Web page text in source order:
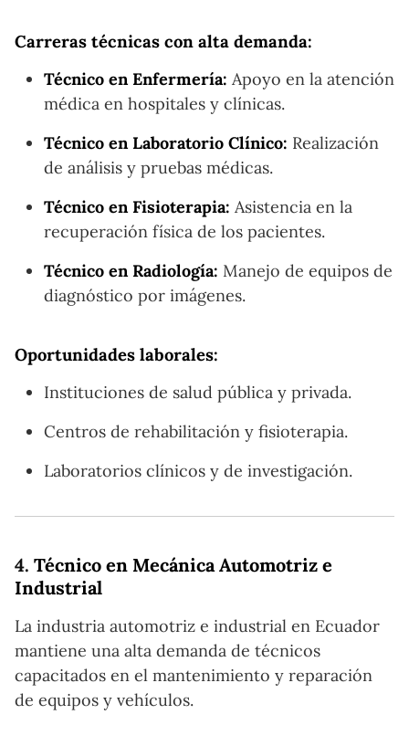
Carreras técnicas con alta demanda:
Técnico en Enfermería: Apoyo en la atención
médica en hospitales y clínicas.
Técnico en Laboratorio Clínico: Realización
de análisis y pruebas médicas.
Técnico en Fisioterapia: Asistencia en la
recuperación física de los pacientes.
Técnico en Radiología: Manejo de equipos de
diagnóstico por imágenes.
Oportunidades laborales:
Instituciones de salud pública y privada.
Centros de rehabilitación y fisioterapia.
Laboratorios clínicos y de investigación.
4. Técnico en Mecánica Automotriz e
Industrial
La industria automotriz e industrial en Ecuador
mantiene una alta demanda de técnicos
capacitados en el mantenimiento y reparación
de equipos y vehículos.